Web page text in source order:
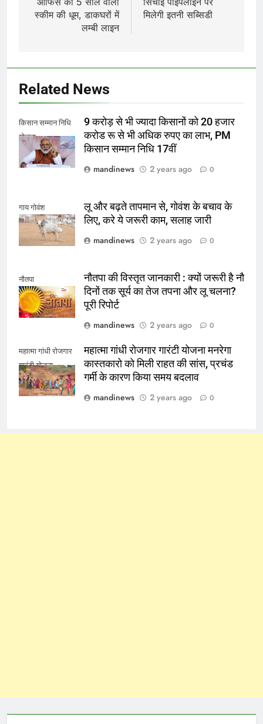
स्कीम की धूम, डाकघरों में
लम्बी लाइन
मिलेगी इतनी सब्सिडी
Related News
किसान सम्मान निधि
योजना
9 करोड़ से भी ज्यादा किसानों को 20 हजार
करोड रू से भी अधिक रुपए का लाभ, PM
किसान सम्मान निधि 17वीं
mandinews
2 years ago 0
गाय गोवंश
लू और बढ़ते तापमान से, गोवंश के बचाव के
लिए, करे ये जरूरी काम, सलाह जारी
mandinews
2 years ago 0
नौतपा
नौतपा की विस्तृत जानकारी : क्यों जरूरी है नौ
दिनों तक सूर्य का तेज तपना और लू चलना?
पूरी रिपोर्ट
mandinews
2 years ago 0
महात्मा गांधी रोजगार
गारंटी योजना
महात्मा गांधी रोजगार गारंटी योजना मनरेगा
कास्तकारो को मिली राहत की सांस, प्रचंड
गर्मी के कारण किया समय बदलाव
mandinews
2 years ago 0